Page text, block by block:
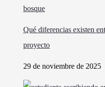
Qué diferencias existen
proyecto
29 de noviembre de 2025